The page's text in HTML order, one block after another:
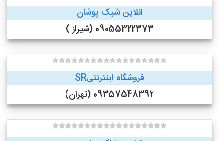
انلاین شیک پوشان
09055322373 (شیراز )
فروشگاه اینترنتیSR
09357548392 (تهران)